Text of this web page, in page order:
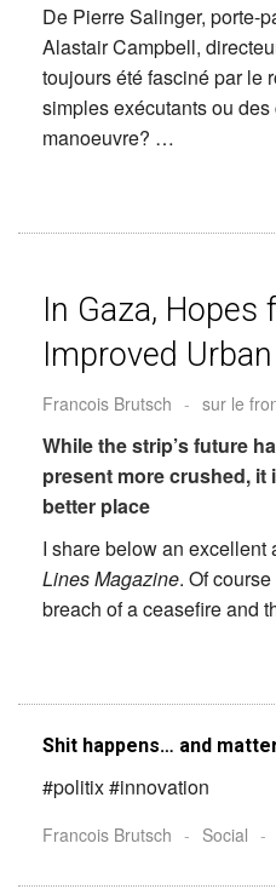
De Pierre Salinger, porte-
Alastair Campbell,
toujours été fasciné par le
simples exécutants ou
manoeuvre? …
In Gaza,
Improved
Francois Brutsch - sur le
While the strip’s future
present more crushed, it
better place
I share below an
Lines Magazine. Of
breach of a ceasefire and
Shit happens… and
#politix #innovation
Francois Brutsch - Social -